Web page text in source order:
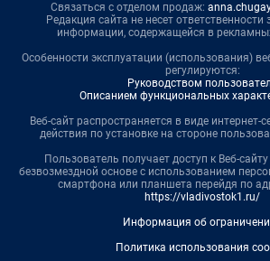
Связаться с отделом продаж:
Редакция сайта не несет ответственности
информации, содержащейся в
Особенности эксплуатации (использования)
регулируются:
Руководством
Описанием функциональных
Веб-сайт распространяется в виде интернет-
действия по установке на стороне
Пользователь получает доступ к Веб-
безвозмездной основе с использованием
смартфона или планшета перейдя по
https://vladivostok1.ru/
Информация об
Политика использования